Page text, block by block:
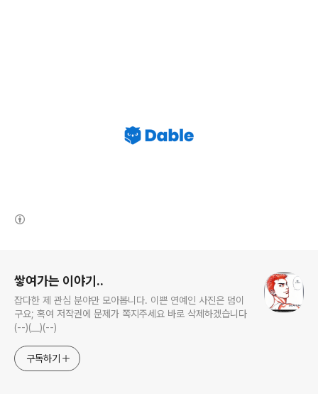
쌓여가는 이야기..
잡다한 제 관심 분야만 모아봅니다. 이쁜 연예인 사진은 덤이
구요; 혹여 저작권에 문제가 쪽지주세요 바로 삭제하겠습니다
(--)(__)(--)
구독하기